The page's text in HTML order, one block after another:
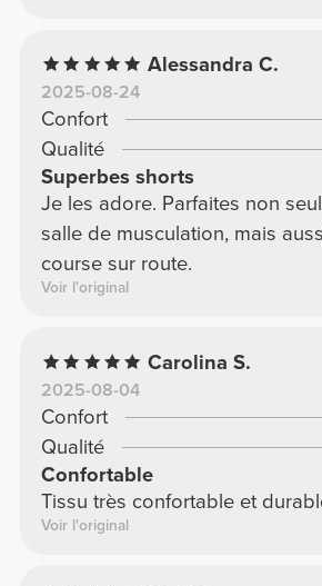
Alessandra C.
2025-08-24
Confort
Qualité
Superbes shorts
Je les adore. Parfaites non
salle de musculation, mais
course sur route.
Voir l'original
Carolina S.
2025-08-04
Confort
Qualité
Confortable
Tissu très confortable et
Voir l'original